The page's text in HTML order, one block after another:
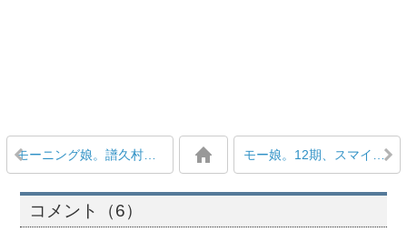
モーニング娘。譜久村聖「あかねてるzzz ＼(*´u｀*)／」 モー娘。12期、スマイレージ3期、カントリー・ガールズ… ハロプロ新メンバーが全員かわいいと話題
コメント（6）